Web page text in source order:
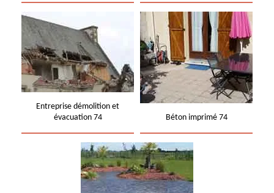
Entreprise démolition et
évacuation 74
Béton imprimé 74